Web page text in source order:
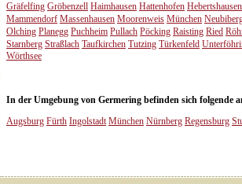
Gräfelfing Gröbenzell Haimhausen Hattenhofen Hebertshausen
Mammendorf Massenhausen Moorenweis München
Olching Planegg Puchheim Pullach Pöcking Raisting Ried
Starnberg Straßlach Taufkirchen Tutzing Türkenfeld
Wörthsee
In der Umgebung von Germering befinden sich folgende
Augsburg Fürth Ingolstadt München Nürnberg Regensburg